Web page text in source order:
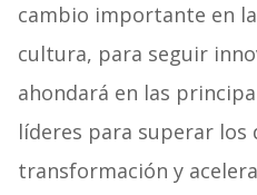
cambio importante en
cultura, para seguir
ahondará en las
líderes para superar los
transformación y